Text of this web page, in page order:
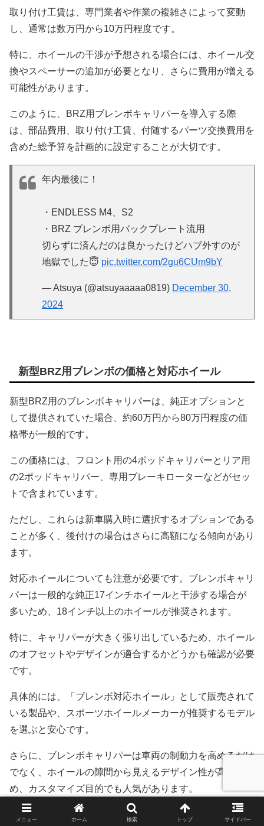
取り付け工賃は、専門業者や作業の複雑さによって変動
し、通常は数万円から10万円程度です。
特に、ホイールの干渉が予想される場合には、ホイール交
換やスペーサーの追加が必要となり、さらに費用が増える
可能性があります。
このように、BRZ用ブレンボキャリパーを導入する際
は、部品費用、取り付け工賃、付随するパーツ交換費用を
含めた総予算を計画的に設定することが大切です。
年内最後に！
・ENDLESS M4、S2
・BRZ ブレンボ用バックプレート流用
切らずに済んだのは良かったけどハブ外すのが
地獄でした😇 pic.twitter.com/2gu6CUm9bY
— Atsuya (@atsuyaaaaa0819) December 30,
2024
新型BRZ用ブレンボの価格と対応ホイール
新型BRZ用のブレンボキャリパーは、純正オプションと
して提供されていた場合、約60万円から80万円程度の価
格帯が一般的です。
この価格には、フロント用の4ポッドキャリパーとリア用
の2ポッドキャリパー、専用ブレーキローターなどがセッ
トで含まれています。
ただし、これらは新車購入時に選択するオプションである
ことが多く、後付けの場合はさらに高額になる傾向があり
ます。
対応ホイールについても注意が必要です。ブレンボキャリ
パーは一般的な純正17インチホイールと干渉する場合が
多いため、18インチ以上のホイールが推奨されます。
特に、キャリパーが大きく張り出しているため、ホイール
のオフセットやデザインが適合するかどうかも確認が必要
です。
具体的には、「ブレンボ対応ホイール」として販売されて
いる製品や、スポーツホイールメーカーが推奨するモデル
を選ぶと安心です。
さらに、ブレンボキャリパーは車両の制動力を高めるだけ
でなく、ホイールの隙間から見えるデザイン性が高いた
め、カスタマイズ目的でも人気があります。
そのため、ホイール選びの際には、機能性だけでなくデザ
メニュー ホーム 検索 トップ サイドバー